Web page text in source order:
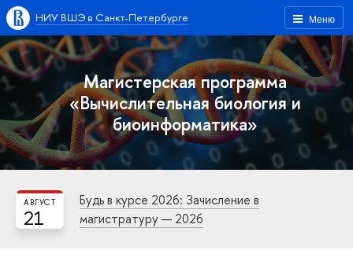
Меню
НИУ ВШЭ в Санкт-Петербурге
Магистерская программа
«Вычислительная биология и
биоинформатика»
21
АВГУСТ
Будь в курсе 2026: Зачисление в
магистратуру — 2026